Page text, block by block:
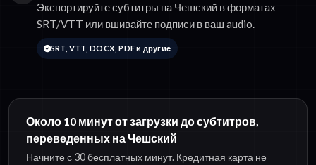
Экспортируйте субтитры на Чешский в форматах
SRT/VTT или вшивайте подписи в ваш audio.
SRT, VTT, DOCX, PDF и другие
Около 10 минут от загрузки до субтитров,
переведенных на Чешский
Начните с 30 бесплатных минут. Кредитная карта не